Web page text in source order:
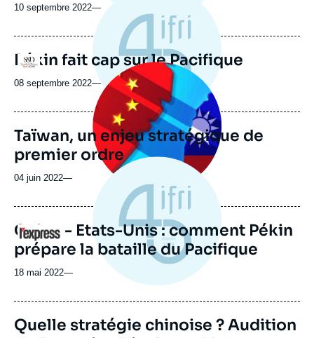
10 septembre 2022—
Logo
Pékin fait cap sur le Pacifique
08 septembre 2022—
Image
principale
médiatique
Taïwan, un enjeu stratégique de
premier ordre
04 juin 2022—
Logo
Chine - Etats-Unis : comment Pékin
prépare la bataille du Pacifique
18 mai 2022—
Quelle stratégie chinoise ? Audition